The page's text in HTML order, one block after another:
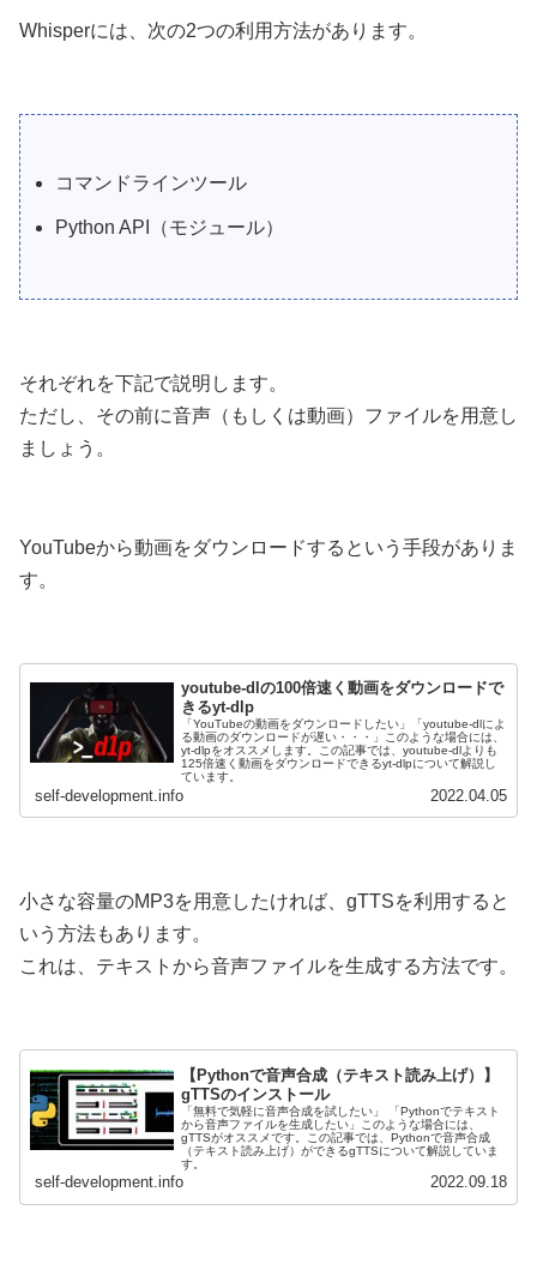
Whisperには、次の2つの利用方法があります。
コマンドラインツール
Python API（モジュール）
それぞれを下記で説明します。
ただし、その前に音声（もしくは動画）ファイルを用意し
ましょう。
YouTubeから動画をダウンロードするという手段がありま
す。
youtube-dlの100倍速く動画をダウンロードで
きるyt-dlp
「YouTubeの動画をダウンロードしたい」「youtube-dlによ
る動画のダウンロードが遅い・・・」このような場合には、
yt-dlpをオススメします。この記事では、youtube-dlよりも
125倍速く動画をダウンロードできるyt-dlpについて解説し
ています。
self-development.info 2022.04.05
小さな容量のMP3を用意したければ、gTTSを利用すると
いう方法もあります。
これは、テキストから音声ファイルを生成する方法です。
【Pythonで音声合成（テキスト読み上げ）】
gTTSのインストール
「無料で気軽に音声合成を試したい」 「Pythonでテキスト
から音声ファイルを生成したい」このような場合には、
gTTSがオススメです。この記事では、Pythonで音声合成
（テキスト読み上げ）ができるgTTSについて解説していま
す。
self-development.info 2022.09.18